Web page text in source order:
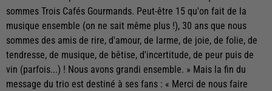
sommes Trois Cafés Gourmands. Peut-être 15 qu'on fait de la
musique ensemble (on ne sait même plus !), 30 ans que nous
sommes des amis de rire, d'amour, de larme, de joie, de folie, de
tendresse, de musique, de bêtise, d'incertitude, de peur puis de
vin (parfois...) ! Nous avons grandi ensemble. » Mais la fin du
message du trio est destiné à ses fans : « Merci de nous faire